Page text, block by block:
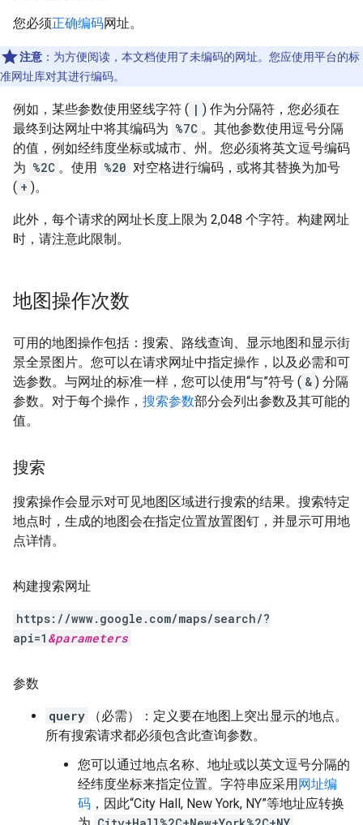
您必须正确编码网址。
注意 ：为方便阅读，本文档使用了未编码的网址。您应使用平台的标
准网址库对其进行编码。
例如，某些参数使用竖线字符 ( | ) 作为分隔符，您必须在
最终到达网址中将其编码为 %7C 。其他参数使用逗号分隔
的值，例如经纬度坐标或城市、州。您必须将英文逗号编码
为 %2C 。使用 %20 对空格进行编码，或将其替换为加号
( + )。
此外，每个请求的网址长度上限为 2,048 个字符。构建网址
时，请注意此限制。
地图操作次数
可用的地图操作包括：搜索、路线查询、显示地图和显示街
景全景图片。您可以在请求网址中指定操作，以及必需和可
选参数。与网址的标准一样，您可以使用“与”符号 ( & ) 分隔
参数。对于每个操作， 搜索参数部分会列出参数及其可能的
值。
搜索
搜索操作会显示对可见地图区域进行搜索的结果。搜索特定
地点时，生成的地图会在指定位置放置图钉，并显示可用地
点详情。
构建搜索网址
https://www.google.com/maps/search/?
api=1 &parameters
参数
query
（必需）：定义要在地图上突出显示的地点。
所有搜索请求都必须包含此查询参数。
您可以通过地点名称、地址或以英文逗号分隔的
经纬度坐标来指定位置。字符串应采用网址编
码 ，因此“City Hall, New York, NY”等地址应转换